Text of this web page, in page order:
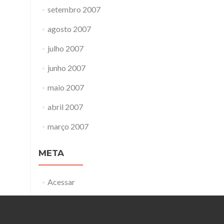
setembro 2007
agosto 2007
julho 2007
junho 2007
maio 2007
abril 2007
março 2007
META
Acessar